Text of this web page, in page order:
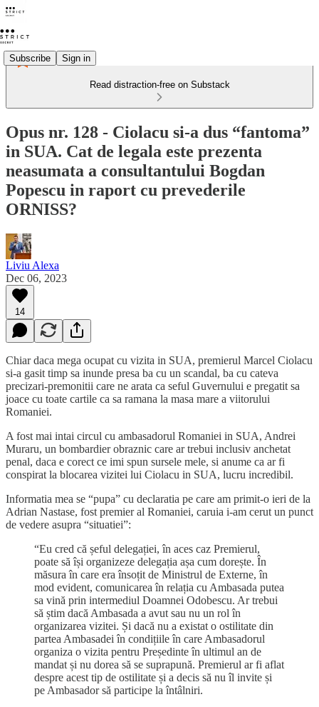
Subscribe Sign in
Read distraction-free on Substack
Opus nr. 128 - Ciolacu si-a dus “fantoma”
in SUA. Cat de legala este prezenta
neasumata a consultantului Bogdan
Popescu in raport cu prevederile
ORNISS?
Liviu Alexa
Dec 06, 2023
14
Chiar daca mega ocupat cu vizita in SUA, premierul Marcel Ciolacu
si-a gasit timp sa inunde presa ba cu un scandal, ba cu cateva
precizari-premonitii care ne arata ca seful Guvernului e pregatit sa
joace cu toate cartile ca sa ramana la masa mare a viitorului
Romaniei.
A fost mai intai circul cu ambasadorul Romaniei in SUA, Andrei
Muraru, un bombardier obraznic care ar trebui inclusiv anchetat
penal, daca e corect ce imi spun sursele mele, si anume ca ar fi
conspirat la blocarea vizitei lui Ciolacu in SUA, lucru incredibil.
Informatia mea se “pupa” cu declaratia pe care am primit-o ieri de la
Adrian Nastase, fost premier al Romaniei, caruia i-am cerut un punct
de vedere asupra “situatiei”:
“Eu cred că șeful delegației, în aces caz Premierul,
poate să își organizeze delegația așa cum dorește. În
măsura în care era însoțit de Ministrul de Externe, în
mod evident, comunicarea în relația cu Ambasada putea
sa vină prin intermediul Doamnei Odobescu. Ar trebui
să știm dacă Ambasada a avut sau nu un rol în
organizarea vizitei. Și dacă nu a existat o ostilitate din
partea Ambasadei în condițiile în care Ambasadorul
organiza o vizita pentru Președinte în ultimul an de
mandat și nu dorea să se suprapună. Premierul ar fi aflat
despre acest tip de ostilitate și a decis să nu îl invite și
pe Ambasador să participe la întâlniri.